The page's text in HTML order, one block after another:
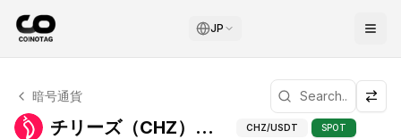
JP
チリーズ テクニカル分析
チリーズ 現在 $0.01278 で取引されています. RSI指標は
暗号通貨
チリーズ（CHZ）テクニカル指標 チリーズ
CHZ/USDT SPOT